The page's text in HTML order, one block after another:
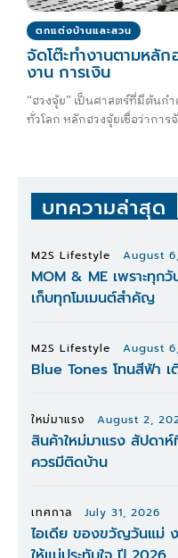
ตกแต่งบ้านและสวน
จัดโต๊ะทำงานตามหลั
งาน การเงิน
“ฮวงจุ้ย” เป็นศาสตร์ที่มีต้นก
ทั่วโลก หลักฮวงจุ้ยเชื่อว่าการ
บทความล่าสุด
M2S Lifestyle August
MOM & ME เพราะทุก
เก็บทุกโมเมนต์สำคัญ
M2S Lifestyle August
Blue Tones โทนสีฟ้า
ใหม่มาแรง August 2,
สินค้าใหม่มาแรง สัปดา
ควรมีติดบ้าน
เทศกาล July 31, 2026
ไอเดีย ของขวัญวันแม่